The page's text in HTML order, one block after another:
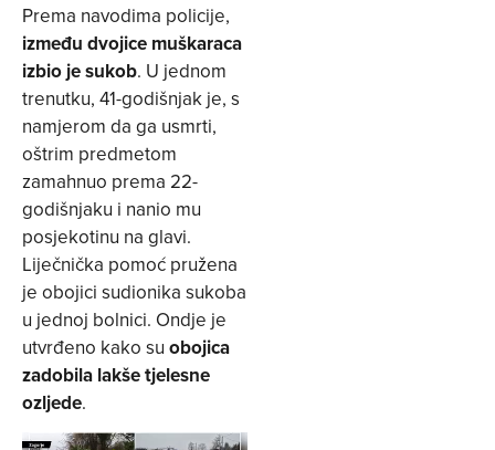
Prema navodima policije,
između dvojice muškaraca
izbio je sukob. U jednom
trenutku, 41-godišnjak je, s
namjerom da ga usmrti,
oštrim predmetom
zamahnuo prema 22-
godišnjaku i nanio mu
posjekotinu na glavi.
Liječnička pomoć pružena
je obojici sudionika sukoba
u jednoj bolnici. Ondje je
utvrđeno kako su obojica
zadobila lakše tjelesne
ozljede.